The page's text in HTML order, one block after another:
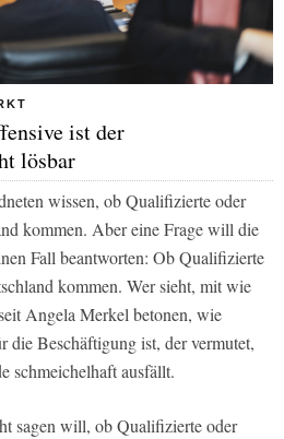
ist der
lösbar
wissen, ob Qualifizierte oder
kommen. Aber eine Frage will die
Fall beantworten: Ob Qualifizierte
kommen. Wer sieht, mit wie
Angela Merkel betonen, wie
Beschäftigung ist, der vermutet,
schmeichelhaft ausfällt.
sagen will, ob Qualifizierte oder